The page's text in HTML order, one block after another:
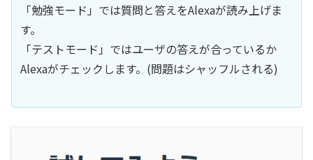
「勉強モード」では質問と答えをAlexaが読み上げま
す。
「テストモード」ではユーザの答えが合っているか
Alexaがチェックします。(問題はシャッフルされる)